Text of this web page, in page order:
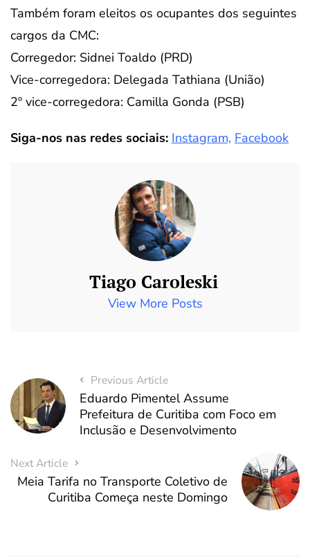
Também foram eleitos os ocupantes dos seguintes
cargos da CMC:
Corregedor: Sidnei Toaldo (PRD)
Vice-corregedora: Delegada Tathiana (União)
2º vice-corregedora: Camilla Gonda (PSB)
Siga-nos nas redes sociais: Instagram, Facebook
Tiago Caroleski
View More Posts
Previous Article
Eduardo Pimentel Assume
Prefeitura de Curitiba com Foco em
Inclusão e Desenvolvimento
Next Article
Meia Tarifa no Transporte Coletivo de
Curitiba Começa neste Domingo